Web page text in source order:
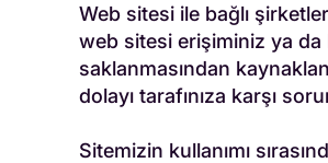
Web sitesi ile bağlı
web sitesi erişiminiz ya da
saklanmasından
dolayı tarafınıza karşı
Sitemizin kullanımı